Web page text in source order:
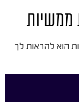
ממשיות
הוא להראות לך